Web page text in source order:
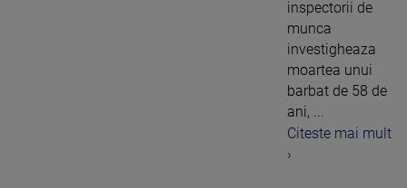
inspectorii de
munca
investigheaza
moartea unui
barbat de 58 de
ani, ...
Citeste mai mult
›